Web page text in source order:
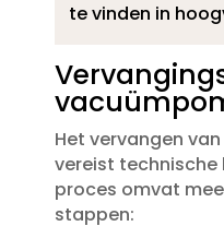
te vinden in
Het vervangen
vereist technische
proces omvat
stappen: